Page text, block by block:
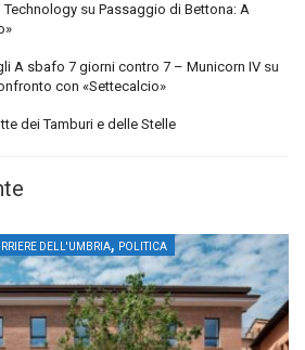
su Passaggio di Bettona: A
A sbafo 7 giorni contro 7 – Municorn IV su
con «Settecalcio»
dei Tamburi e delle Stelle
DELL'UMBRIA, POLITICA